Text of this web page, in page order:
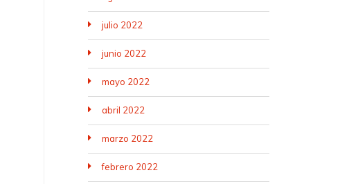
julio 2022
junio 2022
mayo 2022
abril 2022
marzo 2022
febrero 2022